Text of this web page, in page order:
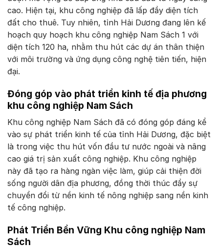
cao. Hiện tại, khu công nghiệp đã lấp đầy diện tích
đất cho thuê. Tuy nhiên, tỉnh Hải Dương đang lên kế
hoạch quy hoạch khu công nghiệp Nam Sách 1 với
diện tích 120 ha, nhằm thu hút các dự án thân thiện
với môi trường và ứng dụng công nghệ tiên tiến, hiện
đại.
Đóng góp vào phát triển kinh tế địa phương
khu công nghiệp Nam Sách
Khu công nghiệp Nam Sách đã có đóng góp đáng kể
vào sự phát triển kinh tế của tỉnh Hải Dương, đặc biệt
là trong việc thu hút vốn đầu tư nước ngoài và nâng
cao giá trị sản xuất công nghiệp. Khu công nghiệp
này đã tạo ra hàng ngàn việc làm, giúp cải thiện đời
sống người dân địa phương, đồng thời thúc đẩy sự
chuyển đổi từ nền kinh tế nông nghiệp sang nền kinh
tế công nghiệp.
Phát Triển Bền Vững Khu công nghiệp Nam
Sách